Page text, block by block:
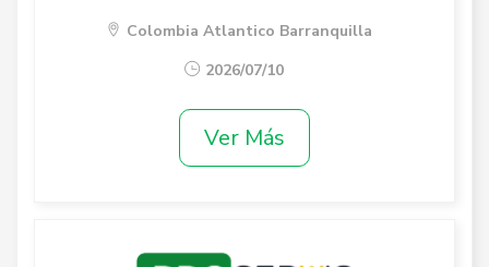
Colombia Atlantico Barranquilla
2026/07/10
Ver Más